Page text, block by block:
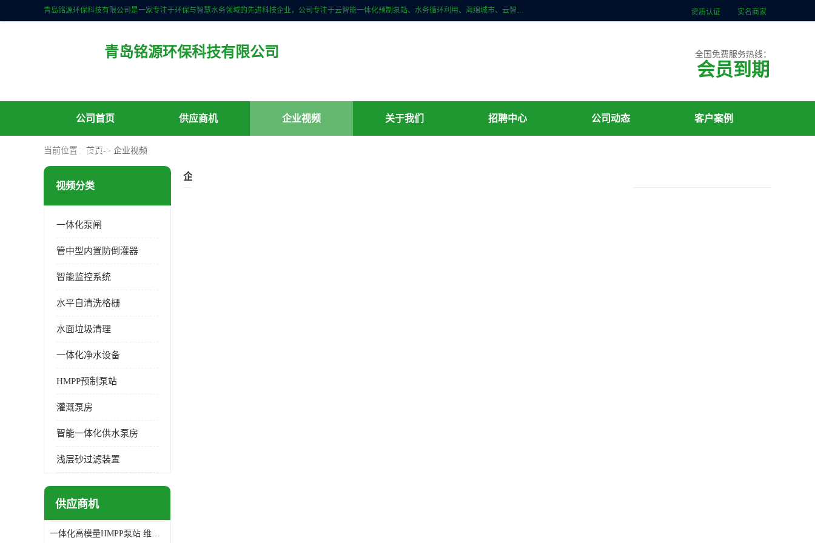
青岛铭源环保科技有限公司是一家专注于环保与智慧水务领域的先进科技企业，公司专注于云智能一体化预制泵站、水务循环利用、海绵城市、云智慧水务开发及新型环保技术研发等领域。铭源环保以为客户提供优质产品、专业技术服务为己任。为客户提供量身定制方案，提供多种配置方案满足实际使用要求。严控供货周期，并提供高标准后期维护。以环保为己任，视质量如生命，以技术做先导，靠诚信赢客户。 资质认证 实名商家
青岛铭源环保科技有限公司 全国免费服务热线：
会员到期
公司首页 供应商机 企业视频 关于我们 招聘中心 公司动态 客户案例
联系方式
当前位置： 首页-> 企业视频
视频分类
一体化泵闸
管中型内置防倒灌器
智能监控系统
水平自清洗格栅
水面垃圾清理
一体化净水设备
HMPP预制泵站
灌溉泵房
智能一体化供水泵房
浅层砂过滤装置
供应商机
一体化高模量HMPP泵站 维护方便 实现远距离输送
企业视频